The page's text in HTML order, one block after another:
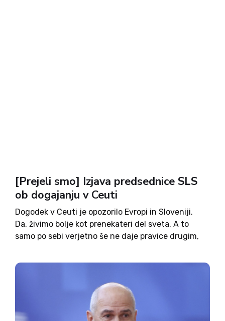
[Prejeli smo] Izjava predsednice SLS
ob dogajanju v Ceuti
Dogodek v Ceuti je opozorilo Evropi in Sloveniji.
Da, živimo bolje kot prenekateri del sveta. A to
samo po sebi verjetno še ne daje pravice drugim,
družine, državo. Ali pač?...